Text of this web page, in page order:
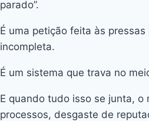
parado”.
É uma petição feita às
incompleta.
É um sistema que trava no
E quando tudo isso se junta,
processos, desgaste de